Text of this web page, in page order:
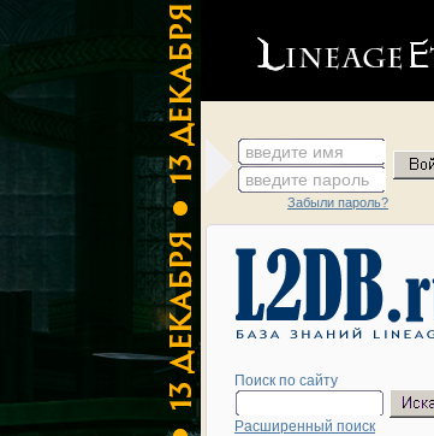
введите имя
введите пароль
Забыли пароль?
Поиск по сайту
Расширенный поиск